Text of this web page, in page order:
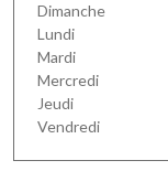
Dimanche
Lundi
Mardi
Mercredi
Jeudi
Vendredi